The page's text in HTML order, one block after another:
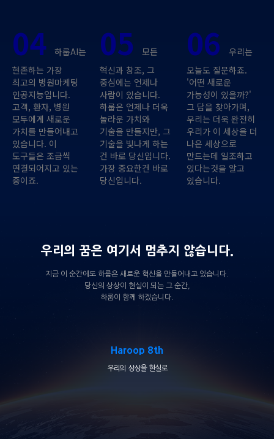
04
하룹AI는
현존하는 가장
최고의 병원마케팅
인공지능입니다.
고객, 환자, 병원
모두에게 새로운
가치를 만들어내고
있습니다. 이
도구들은 조금씩
연결되어지고 있는
중이죠.
05
모든
혁신과 창조, 그
중심에는 언제나
사람이 있습니다.
하룹은 언제나 더욱
놀라운 가치와
기술을 만들지만, 그
기술을 빛나게 하는
건 바로 당신입니다.
가장 중요한건 바로
당신입니다.
06우리는
오늘도 질문하죠.
'어떤 새로운
가능성이 있을까?'
그 답을 찾아가며,
우리는 더욱 완전히
우리가 이 세상을 더
나은 세상으로
만드는데 일조하고
있다는것을 알고
있습니다.
우리의 꿈은 여기서 멈추지 않습니다.
지금 이 순간에도 하룹은 새로운 혁신을 만들어내고 있습니다.
당신의 상상이 현실이 되는 그 순간,
하룹이 함께 하겠습니다.
Haroop 8th
우리의 상상을 현실로